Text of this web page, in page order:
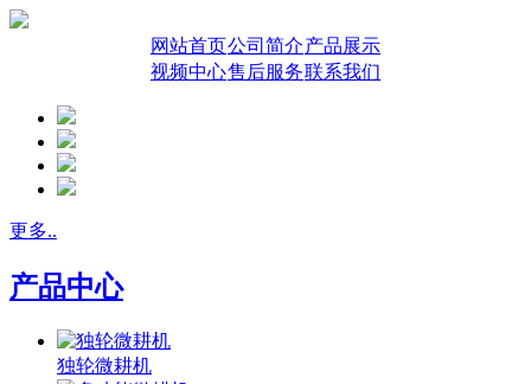
网站首页公司简介产品展示
视频中心售后服务联系我们
更多..
产品中心
独轮微耕机